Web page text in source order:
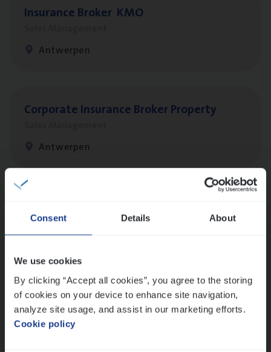
Consent Details About
We use cookies
By clicking “Accept all cookies”, you agree to the storing
of cookies on your device to enhance site navigation,
analyze site usage, and assist in our marketing efforts.
Cookie policy
Insu­ran­ce Bro­ker KMO
Antwerpen
Cor­po­ra­te Insu­ran­ce Bro­ker Property
Antwerpen
Claims Management
Busi­ness Mana­ger Mari­ne Cargo
People Management, Sales Management